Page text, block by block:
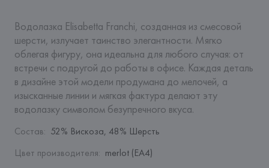
Водолазка Elisabetta Franchi, созданная из смесовой
шерсти, излучает таинство элегантности. Мягко
облегая фигуру, она идеальна для любого случая: от
встречи с подругой до работы в офисе. Каждая деталь
в дизайне этой модели продумана до мелочей, а
изысканные линии и мягкая фактура делают эту
водолазку символом безупречного вкуса.
Состав: 52% Вискоза, 48% Шерсть
Цвет производителя: merlot (EA4)